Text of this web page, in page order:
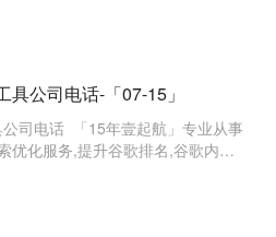
公司电话-「07-15」
司电话 「15年壹起航」专业从事
优化服务,提升谷歌排名,谷歌内容